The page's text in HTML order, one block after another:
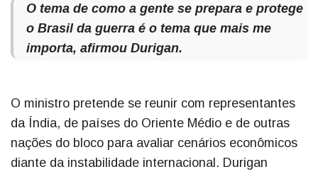
O tema de como a gente se prepara e protege
o Brasil da guerra é o tema que mais me
importa, afirmou Durigan.
O ministro pretende se reunir com representantes
da Índia, de países do Oriente Médio e de outras
nações do bloco para avaliar cenários econômicos
diante da instabilidade internacional. Durigan